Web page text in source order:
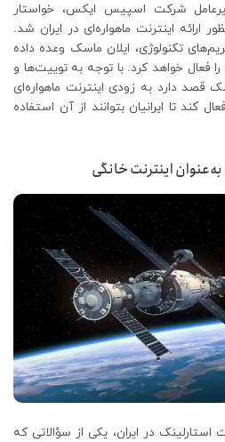
شرکت اسپیس ایکس، خواستار
ارائه اینترنت ماهواره‌ای در ایران شد.
تکنولوژی، ایلان ماسک وعده داده
را فعال خواهد کرد. با توجه به توییت‌ها و
قصد دارد به‌ زودی اینترنت ماهواره‌ای
کند تا ایرانیان بتوانند از آن استفاده
به‌عنوان اینترنت خانگی
در ایران، یکی از سؤالاتی که